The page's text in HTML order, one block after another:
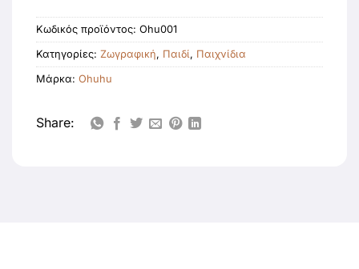
Κωδικός προϊόντος: Ohu001
Κατηγορίες: Ζωγραφική, Παιδί, Παιχνίδια
Μάρκα: Ohuhu
Share: